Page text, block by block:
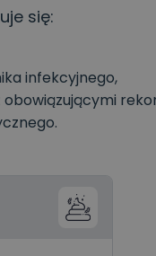
się:
infekcyjnego,